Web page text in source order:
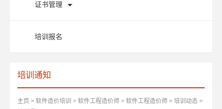
证书管理
培训报名
培训通知
主页 > 软件造价培训 > 软件工程造价师 > 软件工程造价师 > 培训动态 >